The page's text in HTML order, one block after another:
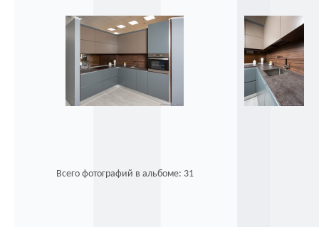
Всего фотографий в альбоме: 31